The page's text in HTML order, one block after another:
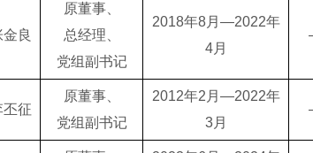
金良
原董事、
总经理、
党组副书记
2018年8月—2022年
4月
丕征
原董事、
党组副书记
2012年2月—2022年
3月